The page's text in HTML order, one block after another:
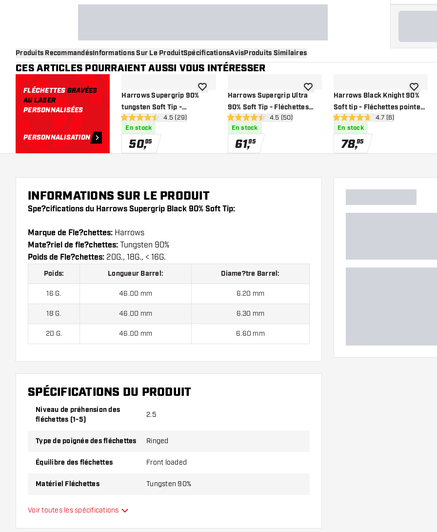
Produits RecommandésInformations Sur Le ProduitSpécificationsAvisProduits Similaires
CES ARTICLES POURRAIENT AUSSI VOUS INTÉRESSER
FLÉCHETTES GRAVÉES
AU LASER
PERSONNALISÉES
PERSONNALISATION
Harrows Supergrip 90%
tungsten Soft Tip -
Fléchettes pointe Plastique
ouvrir le panneau des avis
4.5 étoiles de notation
4.5 (29)
En stock
50,95
ajouter à la liste de souhaits
Harrows Supergrip Ultra
90% Soft Tip - Fléchettes
pointe Plastiqueouvrir le panneau des avis
4.5 étoiles de notation
4.5 (50)
En stock
61,95
ajouter à la liste de souhaits
Harrows Black Knight 90%
Soft tip - Fléchettes pointe
Plastiqueouvrir le panneau
4.7 étoiles de notation
4.7 (6)
En stock
78,95
ajouter
INFORMATIONS SUR LE PRODUIT
Spe?cifications du Harrows Supergrip Black 90% Soft Tip:
Marque de Fle?chettes: Harrows
Mate?riel de fle?chettes: Tungsten 90%
Poids de Fle?chettes: 20G., 18G., < 16G.
Poids: Longueur Barrel: Diame?tre Barrel:
16 G. 46.00 mm 6.20 mm
18 G. 46.00 mm 6.30 mm
20 G. 46.00 mm 6.60 mm
SPÉCIFICATIONS DU PRODUIT
Niveau de préhension des
fléchettes (1-5)
2.5
Type de poignée des fléchettes Ringed
Équilibre des fléchettes Front loaded
Matériel Fléchettes Tungsten 90%
Type du nez des fléchettes
Joueur de fléchettes
Voir toutes les spécifications